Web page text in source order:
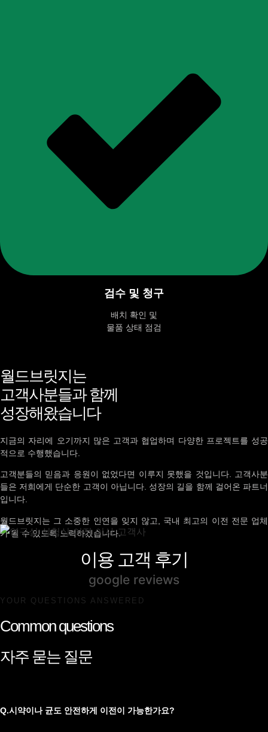
검수 및 청구
배치 확인 및
물품 상태 점검
월드브릿지는
고객사분들과 함께
성장해왔습니다
지금의 자리에 오기까지 많은 고객과 협업하며 다양한 프로젝트를 성공
적으로 수행했습니다.
고객분들의 믿음과 응원이 없었다면 이루지 못했을 것입니다. 고객사분
들은 저희에게 단순한 고객이 아닙니다. 성장의 길을 함께 걸어온 파트너
입니다.
월드브릿지는 그 소중한 인연을 잊지 않고, 국내 최고의 이전 전문 업체
가 될 수 있도록 노력하겠습니다.
이용 고객 후기
google reviews
YOUR QUESTIONS ANSWERED
Common questions
자주 묻는 질문
Q.시약이나 균도 안전하게 이전이 가능한가요?